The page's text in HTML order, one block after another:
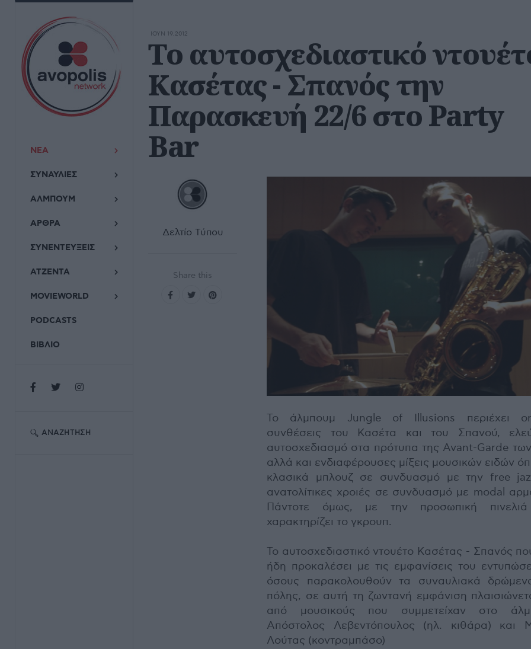
ΝΕΑ
ΣΥΝΑΥΛΙΕΣ
ΑΛΜΠΟΥΜ
ΑΡΘΡΑ
ΣΥΝΕΝΤΕΥΞΕΙΣ
ΑΤΖΕΝΤΑ
MOVIEWORLD
PODCASTS
ΒΙΒΛΙΟ
ΑΝΑΖΉΤΗΣΗ
ΙΟΥΝ 19,2012
Το αυτοσχεδιαστικό
Κασέτας - Σπανός την
Παρασκευή 22/6 στο Party
Bar
Δελτίο Τύπου
Share this
Το άλμπουμ Jungle of Illusions περιέχει
συνθέσεις του Κασέτα και του Σπανού,
αυτοσχεδιασμό στα πρότυπα της Avant-Garde
αλλά και ενδιαφέρουσες μίξεις μουσικών ειδών
κλασικά μπλουζ σε συνδυασμό με την free
ανατολίτικες χροιές σε συνδυασμό με modal
Πάντοτε όμως, με την προσωπική
χαρακτηρίζει το γκρουπ.
Το αυτοσχεδιαστικό ντουέτο Κασέτας - Σπανός
ήδη προκαλέσει με τις εμφανίσεις του
όσους παρακολουθούν τα συναυλιακά
πόλης, σε αυτή τη ζωντανή εμφάνιση
από μουσικούς που συμμετείχαν στο
Απόστολος Λεβεντόπουλος (ηλ. κιθάρα) και
Λούτας (κοντραμπάσο)